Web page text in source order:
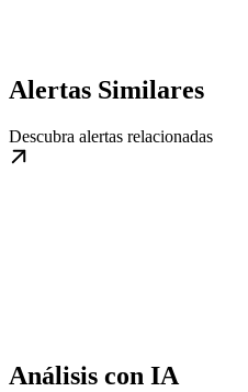
Alertas Similares
Descubra alertas relacionadas
Análisis con IA